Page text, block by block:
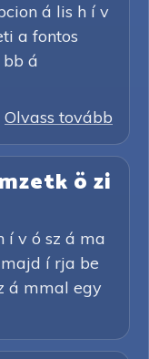
á lis h í v
a fontos
bb á
Olvass tovább
ö zi
í v ó sz á ma
í rja be
á mmal egy